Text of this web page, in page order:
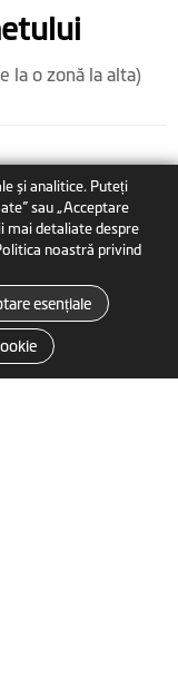
și analitice. Puteți
sau „Acceptare
mai detaliate despre
noastră privind
esențiale
la o zonă la alta)